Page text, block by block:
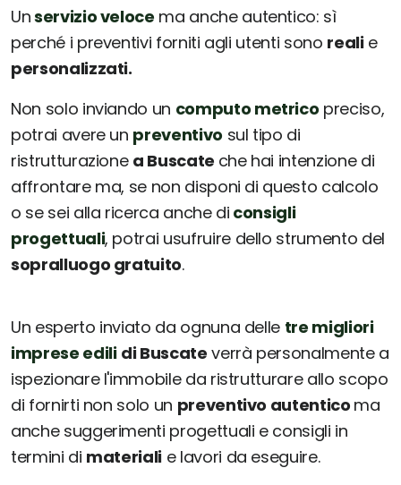
Unservizio veloce ma anche autentico: sì
perché i preventivi forniti agli utenti sono realie
personalizzati.
Non solo inviando un computo metrico preciso,
potrai avere un preventivo sul tipo di
ristrutturazione a Buscate che hai intenzione di
affrontare ma, se non disponi di questo calcolo
o se sei alla ricerca anche di consigli
progettuali, potrai usufruire dello strumento del
sopralluogo gratuito.
Un esperto inviato da ognuna delle tre migliori
imprese edili di Buscate verrà personalmente a
ispezionare l'immobile da ristrutturare allo scopo
di fornirti non solo un preventivo autentico ma
anche suggerimenti progettuali e consigli in
termini di materiali e lavori da eseguire.